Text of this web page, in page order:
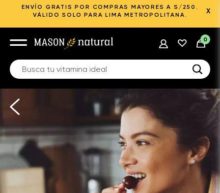
ENVÍO GRATIS POR COMPRAS MAYORES A S/250.
VÁLIDO SOLO PARA LIMA METROPOLITANA.
X
0